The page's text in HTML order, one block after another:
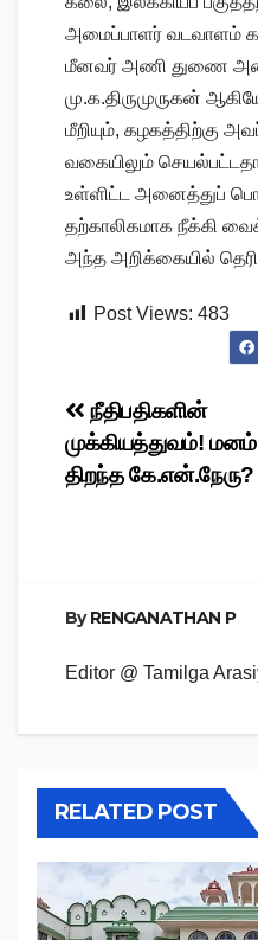
அமைப்பாளர் வடவாளம்
மீனவர் அணி துணை
மு.க.திருமுருகன்
மீறியும், கழகத்திற்கு
வகையிலும்
உள்ளிட்ட அனைத்துப்
தற்காலிகமாக நீக்கி
அந்த அறிக்கையில்
Post Views: 483
Post
navigation
நீதிபதிகளின்
முக்கியத்துவம்! மனம்
திறந்த கே.என்.நேரு?
ByRENGANATHAN P
Editor @ Tamilga
RELATED POST